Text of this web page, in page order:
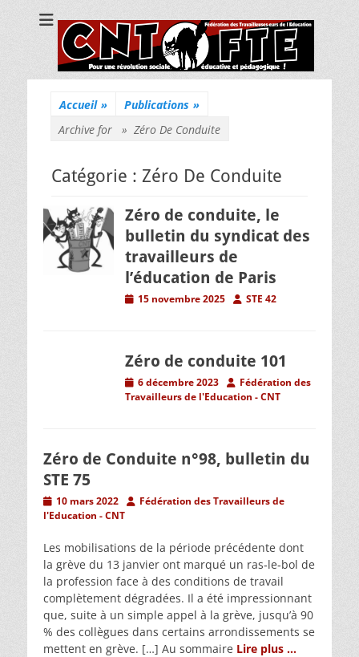
CNT Fédération
des
Travailleuses/eurs
Pour une révolution sociale, éducative et pédagogique !
Accueil » Publications »
Archive for » Zéro De Conduite
Catégorie : Zéro De Conduite
Zéro de conduite, le
bulletin du syndicat des
travailleurs de
l’éducation de Paris
Posted15 novembre 2025 AuthorSTE 42
Zéro de conduite 101
Posted
on
6 décembre 2023 AuthorFédération des
Travailleurs de l'Education - CNT
Zéro de Conduite n°98, bulletin du
STE 75
Posted
on
10 mars 2022 AuthorFédération des Travailleurs de
l'Education - CNT
Les mobilisations de la période précédente dont
la grève du 13 janvier ont marqué un ras‐le‐bol de
la profession face à des conditions de travail
complètement dégradées. Il a été impressionnant
que, suite à un simple appel à la grève, jusqu’à 90
% des collègues dans certains arrondissements se
mettent en grève. […] Au sommaire Lire plus …